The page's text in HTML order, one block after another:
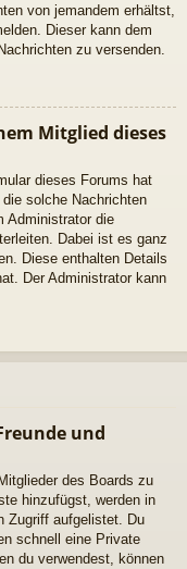
von jemandem erhältst,
Dieser kann dem
zu versenden.
Mitglied dieses
dieses Forums hat
solche Nachrichten
Administrator die
Dabei ist es ganz
Diese enthalten Details
Der Administrator kann
und
des Boards zu
hinzufügst, werden in
Zugriff aufgelistet. Du
schnell eine Private
du verwendest, können